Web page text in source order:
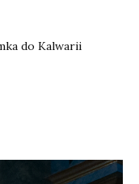
do Kalwarii